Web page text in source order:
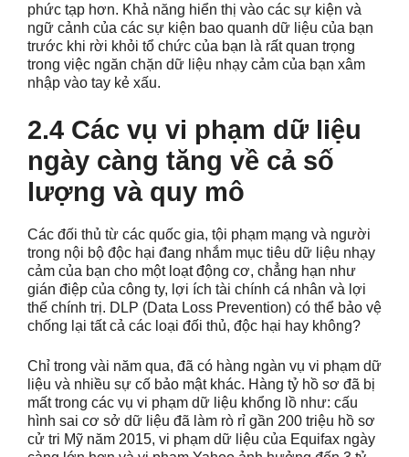
phức tạp hơn. Khả năng hiển thị vào các sự kiện và
ngữ cảnh của các sự kiện bao quanh dữ liệu của bạn
trước khi rời khỏi tổ chức của bạn là rất quan trọng
trong việc ngăn chặn dữ liệu nhạy cảm của bạn xâm
nhập vào tay kẻ xấu.
2.4 Các vụ vi phạm dữ liệu
ngày càng tăng về cả số
lượng và quy mô
Các đối thủ từ các quốc gia, tội phạm mạng và người
trong nội bộ độc hại đang nhắm mục tiêu dữ liệu nhạy
cảm của bạn cho một loạt động cơ, chẳng hạn như
gián điệp của công ty, lợi ích tài chính cá nhân và lợi
thế chính trị. DLP (Data Loss Prevention) có thể bảo vệ
chống lại tất cả các loại đối thủ, độc hại hay không?
Chỉ trong vài năm qua, đã có hàng ngàn vụ vi phạm dữ
liệu và nhiều sự cố bảo mật khác. Hàng tỷ hồ sơ đã bị
mất trong các vụ vi phạm dữ liệu khổng lồ như: cấu
hình sai cơ sở dữ liệu đã làm rò rỉ gần 200 triệu hồ sơ
cử tri Mỹ năm 2015, vi phạm dữ liệu của Equifax ngày